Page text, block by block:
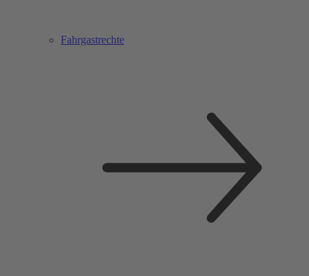
Fahrgastrechte